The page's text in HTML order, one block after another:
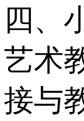
四、
艺术
接与